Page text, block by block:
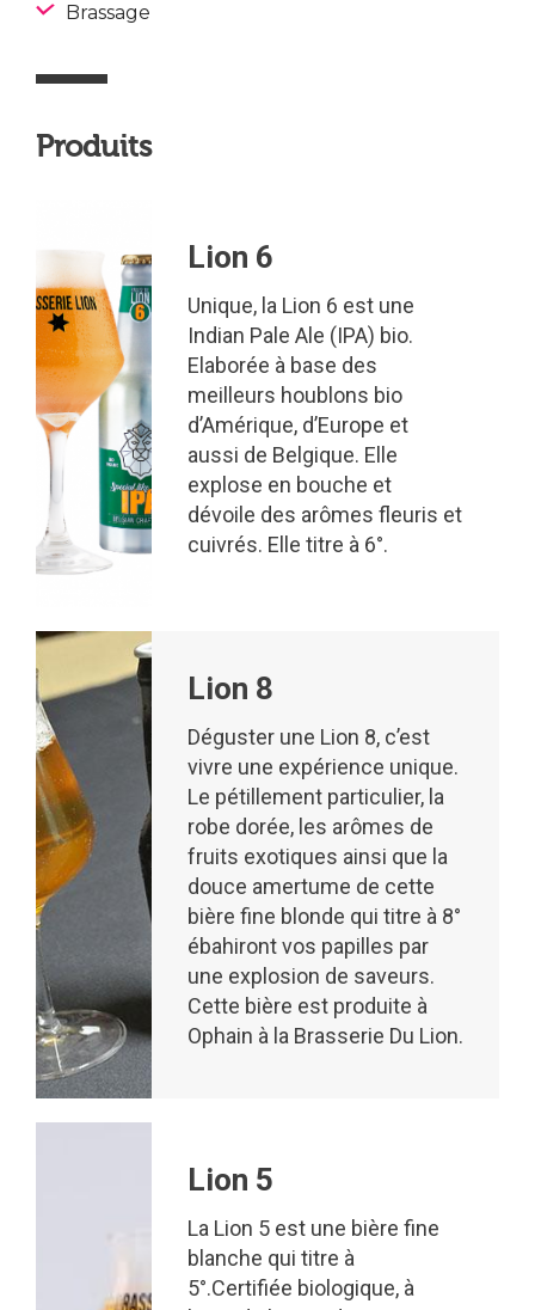
Brassage
Produits
Lion 6
Unique, la Lion 6 est une
Indian Pale Ale (IPA) bio.
Elaborée à base des
meilleurs houblons bio
d’Amérique, d’Europe et
aussi de Belgique. Elle
explose en bouche et
dévoile des arômes fleuris et
cuivrés. Elle titre à 6°.
Lion 8
Déguster une Lion 8, c’est
vivre une expérience unique.
Le pétillement particulier, la
robe dorée, les arômes de
fruits exotiques ainsi que la
douce amertume de cette
bière fine blonde qui titre à 8°
ébahiront vos papilles par
une explosion de saveurs.
Cette bière est produite à
Ophain à la Brasserie Du Lion.
Lion 5
La Lion 5 est une bière fine
blanche qui titre à
5°.Certifiée biologique, à